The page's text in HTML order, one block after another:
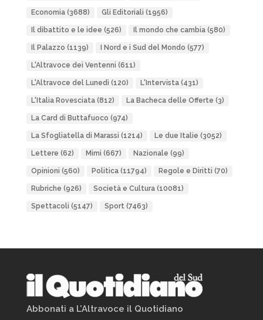
Economia(3688) Gli Editoriali (1956)
Il dibattito e le idee (526) Il mondo che cambia(580)
Il Palazzo (1139) I Nord e i Sud del Mondo (577)
L'Altravoce dei Ventenni (611)
L'Altravoce del Lunedì (120) L'Intervista(431)
L'Italia Rovesciata(812) La Bacheca delle Offerte (3)
La Card di Buttafuoco (974)
La Sfogliatella di Marassi (1214) Le due Italie (3052)
Lettere (62) Mimì (667) Nazionale (99)
Opinioni (560) Politica(11794) Regole e Diritti (70)
Rubriche (926) Società e Cultura(10081)
Spettacoli (5147) Sport(7463)
Abbonati a L’Altravoce il Quotidiano